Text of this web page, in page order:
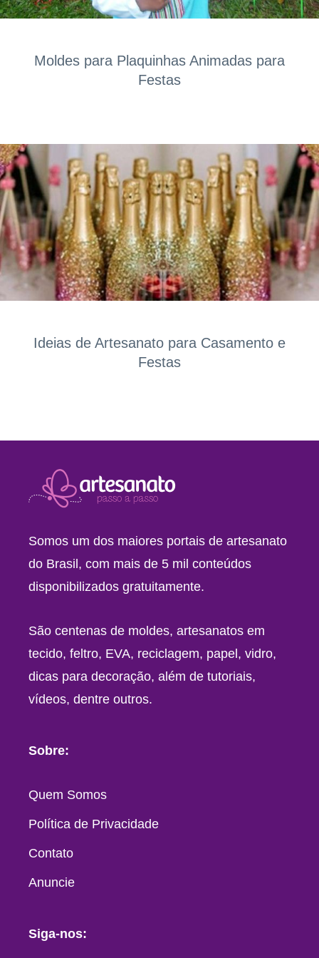
Moldes para Plaquinhas Animadas para
Festas
Ideias de Artesanato para Casamento e
Festas
Somos um dos maiores portais de artesanato
do Brasil, com mais de 5 mil conteúdos
disponibilizados gratuitamente.
São centenas de moldes, artesanatos em
tecido, feltro, EVA, reciclagem, papel, vidro,
dicas para decoração, além de tutoriais,
vídeos, dentre outros.
Sobre:
Quem Somos
Política de Privacidade
Contato
Anuncie
Siga-nos: